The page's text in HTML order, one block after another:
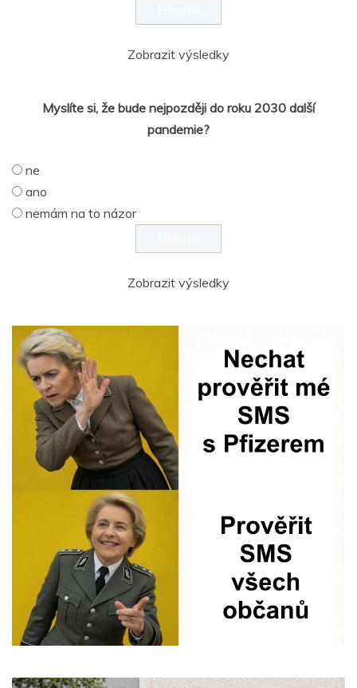
Zobrazit výsledky
Myslíte si, že bude nejpozději do roku 2030 další
pandemie?
ne
ano
nemám na to názor
Zobrazit výsledky